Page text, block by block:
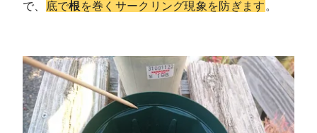
で、
底で根を巻くサークリング現象を防ぎます 。